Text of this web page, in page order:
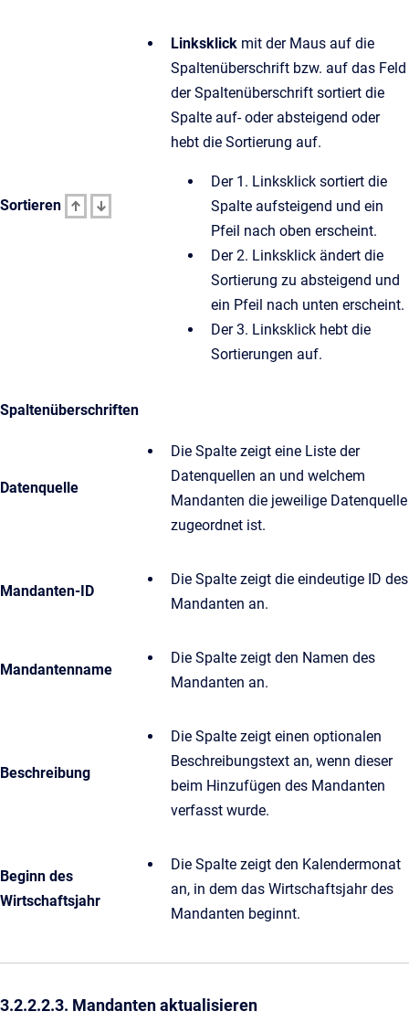
Sortieren
Linksklick mit der Maus auf die
Spaltenüberschrift bzw. auf das Feld
der Spaltenüberschrift sortiert die
Spalte auf- oder absteigend oder
hebt die Sortierung auf.
Der 1. Linksklick sortiert die
Spalte aufsteigend und ein
Pfeil nach oben erscheint.
Der 2. Linksklick ändert die
Sortierung zu absteigend und
ein Pfeil nach unten erscheint.
Der 3. Linksklick hebt die
Sortierungen auf.
Spaltenüberschriften
Datenquelle
Die Spalte zeigt eine Liste der
Datenquellen an und welchem
Mandanten die jeweilige Datenquelle
zugeordnet ist.
Mandanten-ID
Die Spalte zeigt die eindeutige ID des
Mandanten an.
Mandantenname
Die Spalte zeigt den Namen des
Mandanten an.
Beschreibung
Die Spalte zeigt einen optionalen
Beschreibungstext an, wenn dieser
beim Hinzufügen des Mandanten
verfasst wurde.
Beginn des
Wirtschaftsjahr
Die Spalte zeigt den Kalendermonat
an, in dem das Wirtschaftsjahr des
Mandanten beginnt.
3.2.2.2.3. Mandanten aktualisieren